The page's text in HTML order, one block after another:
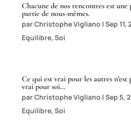
Chacune de nos rencontres est une
partie de nous-mêmes.
parChristophe Vigliano | Sep 11,
Equilibre, Soi
Ce qui est vrai pour les autres n’est
vrai pour soi…
parChristophe Vigliano | Sep 5,
Equilibre, Soi